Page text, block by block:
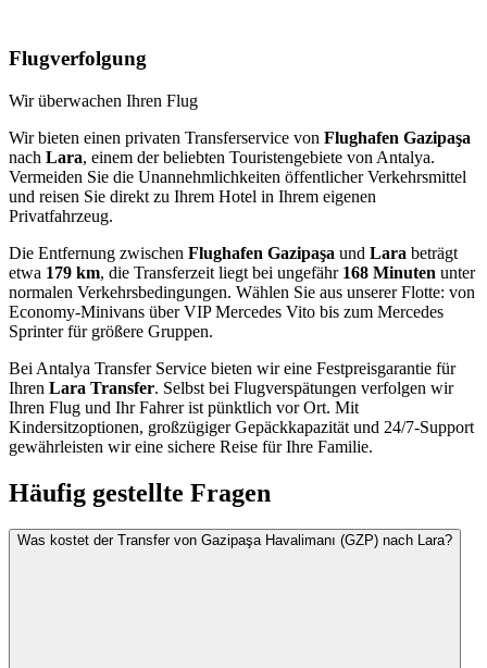
Flugverfolgung
Wir überwachen Ihren Flug
Wir bieten einen privaten Transferservice von Flughafen Gazipaşa
nach Lara, einem der beliebten Touristengebiete von Antalya.
Vermeiden Sie die Unannehmlichkeiten öffentlicher Verkehrsmittel
und reisen Sie direkt zu Ihrem Hotel in Ihrem eigenen
Privatfahrzeug.
Die Entfernung zwischen Flughafen Gazipaşa und Lara beträgt
etwa 179 km, die Transferzeit liegt bei ungefähr 168 Minuten unter
normalen Verkehrsbedingungen. Wählen Sie aus unserer Flotte: von
Economy-Minivans über VIP Mercedes Vito bis zum Mercedes
Sprinter für größere Gruppen.
Bei Antalya Transfer Service bieten wir eine Festpreisgarantie für
Ihren Lara Transfer. Selbst bei Flugverspätungen verfolgen wir
Ihren Flug und Ihr Fahrer ist pünktlich vor Ort. Mit
Kindersitzoptionen, großzügiger Gepäckkapazität und 24/7-Support
gewährleisten wir eine sichere Reise für Ihre Familie.
Häufig gestellte Fragen
Was kostet der Transfer von Gazipaşa Havalimanı (GZP) nach Lara?